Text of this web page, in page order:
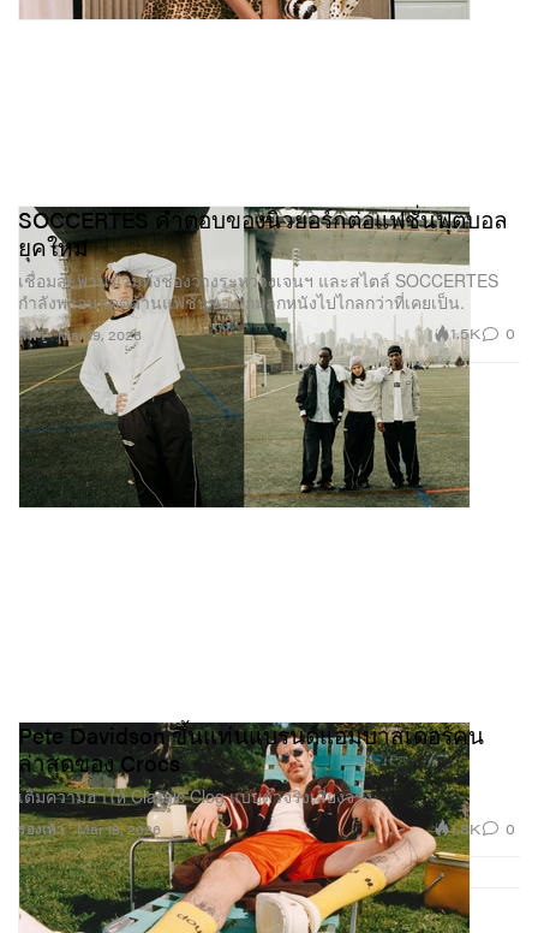
กีฬา
SOCCERTES คำตอบของนิวยอร์กต่อแฟชั่นฟุตบอล
ยุคใหม่
เชื่อมสะพานข้ามทั้งช่องว่างระหว่างเจนฯ และสไตล์ SOCCERTES
กำลังพาอนาคตด้านแฟชั่นของเกมลูกหนังไปไกลกว่าที่เคยเป็น.
Mar 19, 2026 1.5K 0
รองเท้า
Pete Davidson ขึ้นแท่นแบรนด์แอมบาสเดอร์คน
ล่าสุดของ Crocs
เติมความฮาให้ Classic Clog แบบตัวจริงเสียงจริง.
Mar 18, 2026 1.8K 0